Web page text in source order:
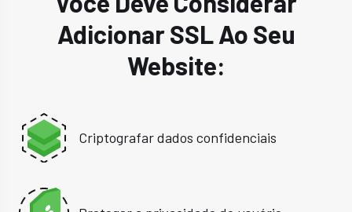
Adicionar SSL Ao Seu
Website:
Criptografar dados confidenciais